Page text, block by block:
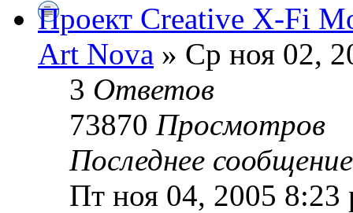
Проект Creative X-Fi
Art Nova » Ср ноя 02,
3 Ответов
73870 Просмотров
Последнее
Пт ноя 04, 2005 8:23